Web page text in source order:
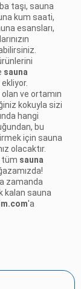
taşı, sauna
kum saati,
esansları,
sauna
ve ortamın
kokuyla sizi
hangi
bu
için sauna
olacaktır.
tüm sauna
zamanda
kalan sauna
'a